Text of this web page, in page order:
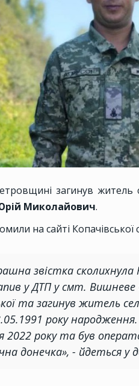
загинув житель
Миколайович.
на сайті Копачівської
звістка сколихнула
у ДТП у смт. Вишневе
та загинув житель
року
2022 року та був
донечка», - йдеться у